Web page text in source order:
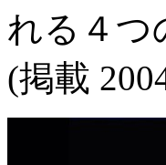
れる４つ
(掲載